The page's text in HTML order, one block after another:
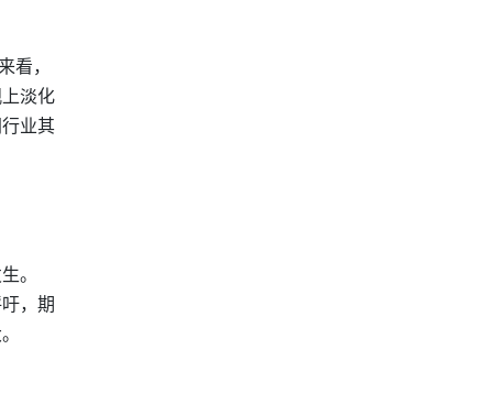
看，
淡化
业其
。
，期